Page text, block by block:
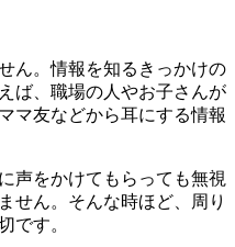
ん。情報を知るきっかけの
ば、職場の人やお子さんが
マ友などから耳にする情報
声をかけてもらっても無視
せん。そんな時ほど、周り
です。